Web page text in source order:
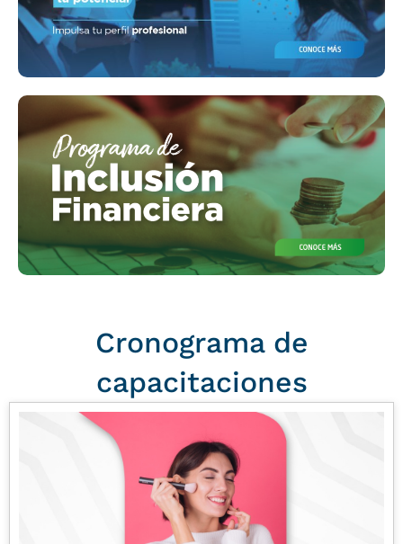
Cronograma de
capacitaciones